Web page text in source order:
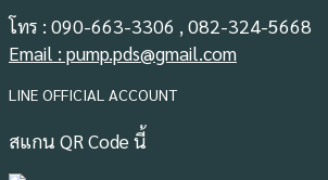
โทร : 090-663-3306 , 082-324-5668
Email : pump.pds@gmail.com
LINE OFFICIAL ACCOUNT
สแกน QR Code นี้